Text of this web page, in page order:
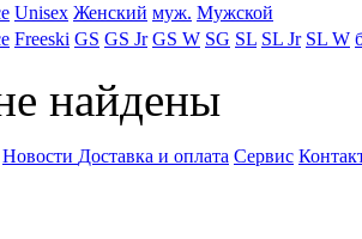
Unisex Женский муж. Мужской
Freeski GS GS Jr GS W SG SL SL Jr SL W
найдены
Новости Доставка и оплата Сервис